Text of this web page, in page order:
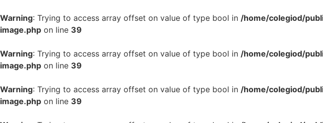
Warning: Trying to access array offset on value of type bool in /home/colegiod/
image.php on line 39
Warning: Trying to access array offset on value of type bool in /home/colegiod/
image.php on line 39
Warning: Trying to access array offset on value of type bool in /home/colegiod/
image.php on line 39